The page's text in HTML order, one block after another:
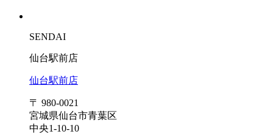
SENDAI
仙台駅前店
仙台駅前店
〒 980-0021
宮城県仙台市青葉区
中央1-10-10